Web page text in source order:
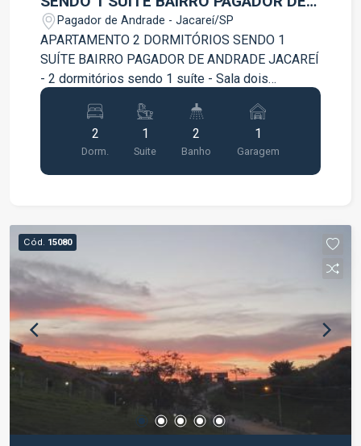
ANDRADE JACAREÍ
Pagador de Andrade - Jacareí/SP
APARTAMENTO 2 DORMITÓRIOS SENDO 1
SUÍTE BAIRRO PAGADOR DE ANDRADE JACAREÍ
- 2 dormitórios sendo 1 suíte - Sala dois
ambientes - Cozinha - 2 Banheiros - Lavabo -
Área de serviços - 1 Vagas de garagem
Diferenciais Exclusivos: - Suíte com closet -
Armário dormitório - Armário cozinha - Ar
condicionado em todos os cômodos - fogão -
VISITA!!!
2
Dorm.
1
Suite
2
Banho
1
Garagem
Cód. 15080